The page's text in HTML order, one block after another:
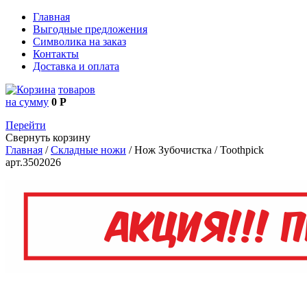
Главная
Выгодные предложения
Символика на заказ
Контакты
Доставка и оплата
товаров
на сумму 0 Р
Перейти
Свернуть корзину
Главная /Складные ножи /Нож Зубочистка / Toothpick
арт.3502026